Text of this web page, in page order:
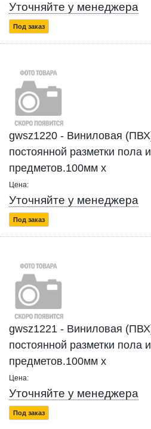
Уточняйте у менеджера
Под заказ
gwsz1220 - Виниловая
постоянной разметки пола
предметов.100мм x
Цена:
Уточняйте у менеджера
Под заказ
gwsz1221 - Виниловая
постоянной разметки пола
предметов.100мм x
Цена:
Уточняйте у менеджера
Под заказ